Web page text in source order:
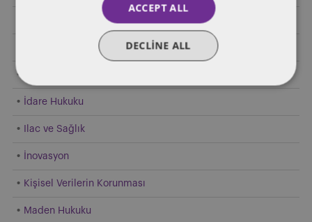
Hakim Durumun Kötüye Kullanılması
Hızlı Tüketim Malları
İdare Hukuku
Ilac ve Sağlık
İnovasyon
Kişisel Verilerin Korunması
Maden Hukuku
ACCEPT ALL
DECLINE ALL